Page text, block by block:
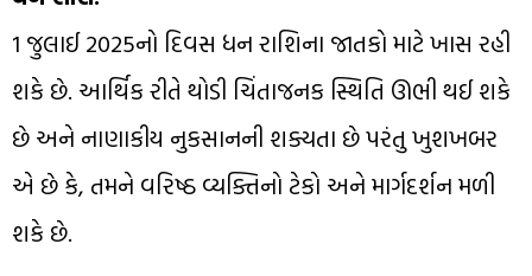
1 જુલાઈ 2025નો દિવસ ધન રાશિના જાતકો માટે ખાસ રહી
શકે છે. આર્થિક રીતે થોડી ચિંતાજનક સ્થિતિ ઊભી થઈ શકે
છે અને નાણાકીય નુકસાનની શક્યતા છે પરંતુ ખુશખબર
એ છે કે, તમને વરિષ્ઠ વ્યક્તિનો ટેકો અને માર્ગદર્શન મળી
શકે છે.